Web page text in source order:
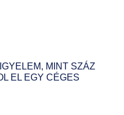
MINT SZÁZ
EL EGY CÉGES